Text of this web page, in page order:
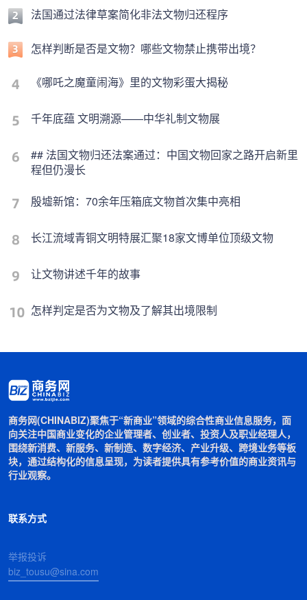
法国通过法律草案简化非法文物归还程序
怎样判断是否是文物？哪些文物禁止携带出境？
《哪吒之魔童闹海》里的文物彩蛋大揭秘
千年底蕴 文明溯源——中华礼制文物展
## 法国文物归还法案通过：中国文物回家之路开启新里
程但仍漫长
殷墟新馆：70余年压箱底文物首次集中亮相
长江流域青铜文明特展汇聚18家文博单位顶级文物
让文物讲述千年的故事
怎样判定是否为文物及了解其出境限制
商务网(CHINABIZ)聚焦于“新商业”领域的综合性商业信息服务，面
向关注中国商业变化的企业管理者、创业者、投资人及职业经理人，
围绕新消费、新服务、新制造、数字经济、产业升级、跨境业务等板
块，通过结构化的信息呈现，为读者提供具有参考价值的商业资讯与
行业观察。
联系方式
举报投诉
biz_tousu@sina.com